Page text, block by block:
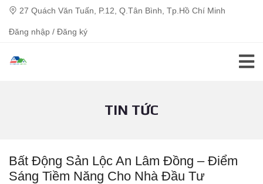
27 Quách Văn Tuấn, P.12, Q.Tân Bình, Tp.Hồ Chí Minh
Đăng nhập / Đăng ký
TIN TỨC
Bất Động Sản Lộc An Lâm Đồng – Điểm
Sáng Tiềm Năng Cho Nhà Đầu Tư